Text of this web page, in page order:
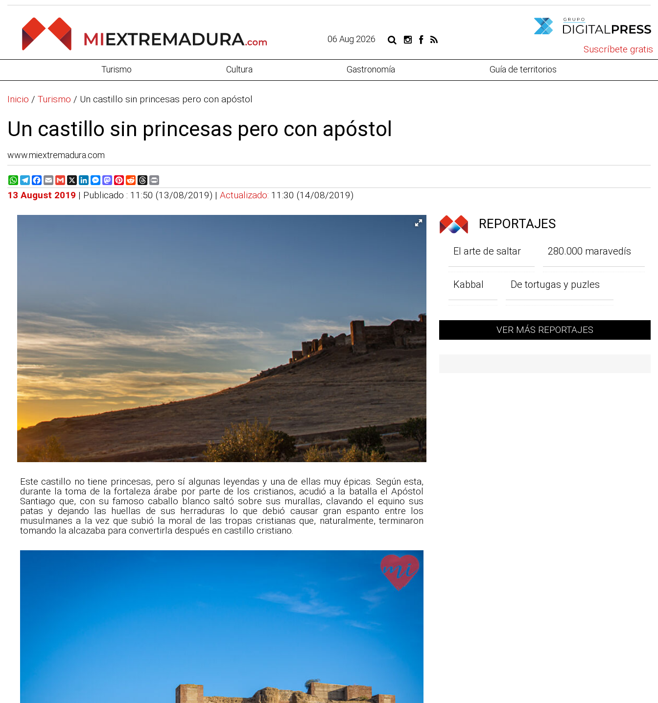
06 Aug 2026
Suscríbete gratis
Turismo Cultura Gastronomía Guía de territorios
Inicio / Turismo / Un castillo sin princesas pero con apóstol
Un castillo sin princesas pero con apóstol
www.miextremadura.com
WhatsApp
Telegram
Facebook
EmailGmail
X LinkedIn
Messenger
Mastodon
Pinterest
RedditThreads
13 August 2019 | Publicado : 11:50 (13/08/2019) | Actualizado: 11:30 (14/08/2019)
Este castillo no tiene princesas, pero sí algunas leyendas y una de ellas muy épicas. Según esta,
durante la toma de la fortaleza árabe por parte de los cristianos, acudió a la batalla el Apóstol
Santiago que, con su famoso caballo blanco saltó sobre sus murallas, clavando el equino sus
patas y dejando las huellas de sus herraduras lo que debió causar gran espanto entre los
musulmanes a la vez que subió la moral de las tropas cristianas que, naturalmente, terminaron
tomando la alcazaba para convertirla después en castillo cristiano.
REPORTAJES
El arte de saltar 280.000 maravedís
Kabbal De tortugas y puzles
VER MÁS REPORTAJES